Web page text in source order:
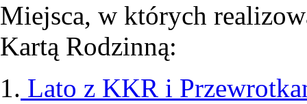
Miejsca, w których
Kartą Rodzinną:
1. Lato z KKR i